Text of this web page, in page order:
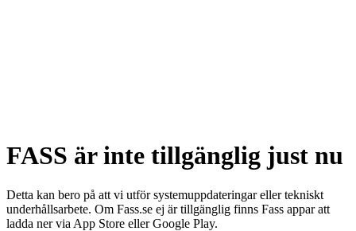
FASS är inte tillgänglig just nu
Detta kan bero på att vi utför systemuppdateringar eller tekniskt
underhållsarbete. Om Fass.se ej är tillgänglig finns Fass appar att
ladda ner via App Store eller Google Play.